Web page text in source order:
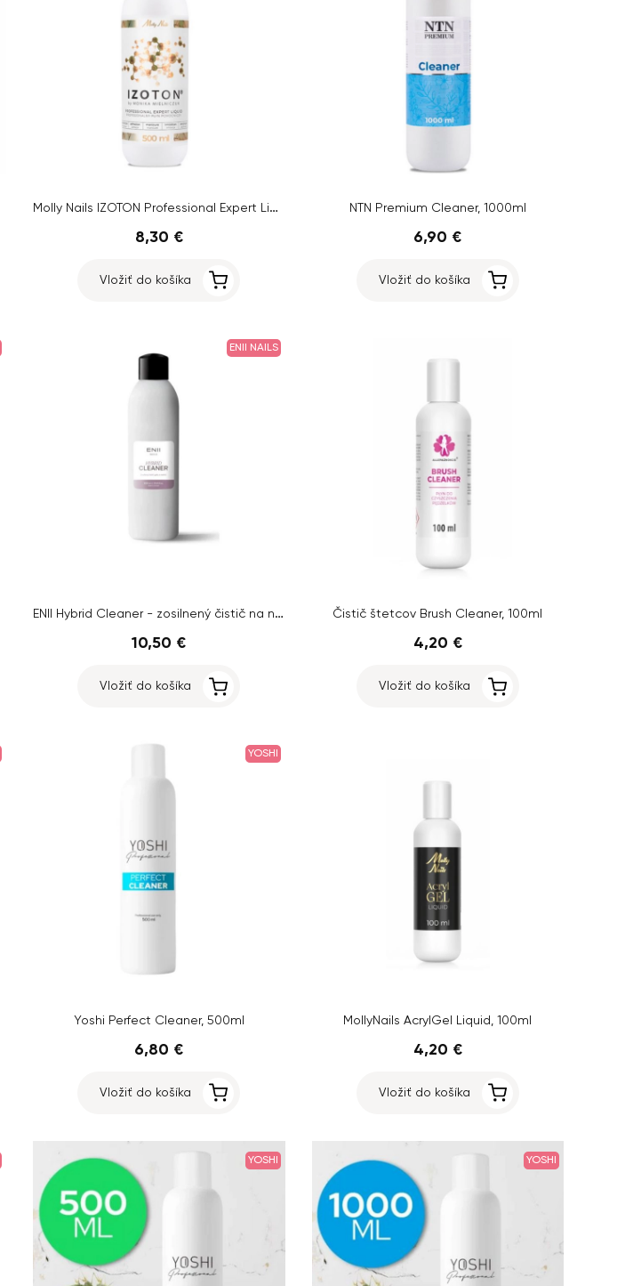
Molly Nails IZOTON Professional Expert Liquid, 500ml
8,30 €
Vložiť do košíka
NTN Premium Cleaner, 1000ml
6,90 €
Vložiť do košíka
ENII NAILS
ENII Hybrid Cleaner - zosilnený čistič na nechty, 550 ml
10,50 €
Vložiť do košíka
Čistič štetcov Brush Cleaner, 100ml
4,20 €
Vložiť do košíka
YOSHI
Yoshi Perfect Cleaner, 500ml
6,80 €
Vložiť do košíka
MollyNails AcrylGel Liquid, 100ml
4,20 €
Vložiť do košíka
YOSHI YOSHI